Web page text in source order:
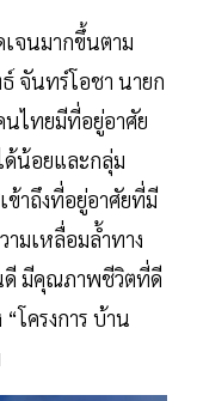
เจนมากขึ้นตาม
จันทร์โอชา นายก
นไทยมีที่อยู่อาศัย
ด้น้อยและกลุ่ม
ข้าถึงที่อยู่อาศัยที่มี
มเหลื่อมล้ำทาง
ดี มีคุณภาพชีวิตที่ดี
โครงการ บ้าน